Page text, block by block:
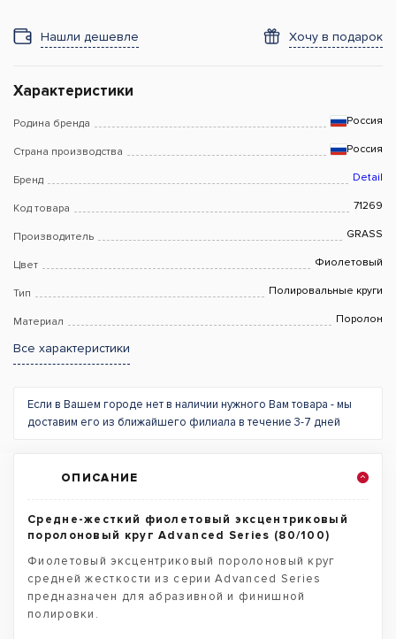
Нашли дешевле Хочу в подарок
Характеристики
Родина бренда Россия
Страна производства Россия
Бренд Detail
Код товара 71269
Производитель GRASS
Цвет Фиолетовый
Тип Полировальные круги
Материал Поролон
Все характеристики
Если в Вашем городе нет в наличии нужного Вам товара - мы
доставим его из ближайшего филиала в течение 3-7 дней
ОПИСАНИЕ
Средне-жесткий фиолетовый эксцентриковый
поролоновый круг Advanced Series (80/100)
Фиолетовый эксцентриковый поролоновый круг
средней жесткости из серии Advanced Series
предназначен для абразивной и финишной
полировки.